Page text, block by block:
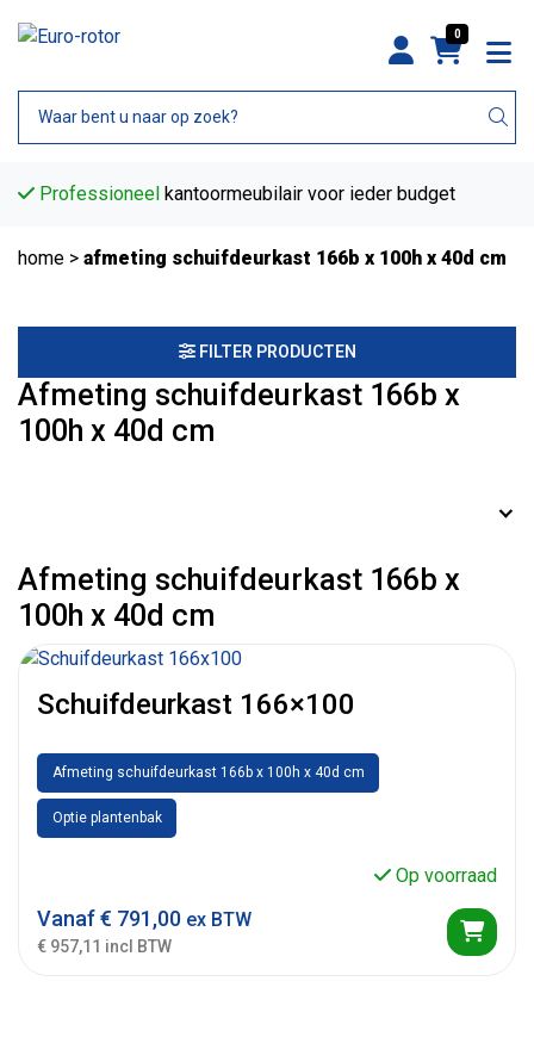
0
Professioneel kantoormeubilair voor ieder budget
home > afmeting schuifdeurkast 166b x 100h x 40d cm
FILTER PRODUCTEN
Afmeting schuifdeurkast 166b x
100h x 40d cm
Afmeting schuifdeurkast 166b x
100h x 40d cm
Schuifdeurkast 166×100
Afmeting schuifdeurkast 166b x 100h x 40d cm
Optie plantenbak
Op voorraad
Vanaf€ 791,00 ex BTW
€ 957,11 incl BTW